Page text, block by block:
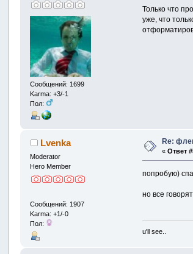
Сообщений: 1699
Karma: +3/-1
Пол:
Только что
уже, что
Lvenka
Moderator
Hero Member
Сообщений: 1907
Karma: +1/-0
Пол:
Re:
«Ответ
попробую)
но все
u'll see..